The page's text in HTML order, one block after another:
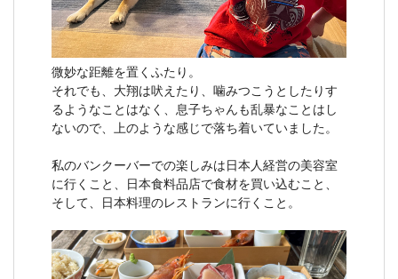
微妙な距離を置くふたり。
それでも、大翔は吠えたり、噛みつこうとしたりす
るようなことはなく、息子ちゃんも乱暴なことはし
ないので、上のような感じで落ち着いていました。
私のバンクーバーでの楽しみは日本人経営の美容室
に行くこと、日本食料品店で食材を買い込むこと、
そして、日本料理のレストランに行くこと。